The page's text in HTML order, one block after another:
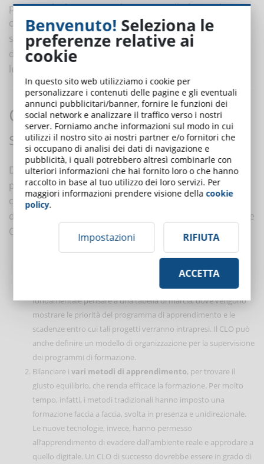
presenti degli utenti e sviluppare quelle future, la
competenza nel valutare e implementare l’uso di
strumenti e strategie che si adattino alle esigenze
dell’azienda, rendono il CLO una figura di spicco nell’e-
learning.
Gli 8 passi per essere un CLO di
successo
Diventare un Chief Learning Officer richiede un
percorso che unisca economia, capacità di formatore,
competenze amministrative e conoscenze di modelli
digitali di apprendimento. Ma per avere successo come
CLO è possibile seguire 8 passi:
per mostrare il piano di azione
pensato per la parte formativa, che deve rispettare gli obiettivi
dell’azienda. Una volta creata una dichiarazione di intenti, è
fondamentale pensare a una tabella di marcia, dove vengono
mostrare le priorità del programma di apprendimento e le
scadenze entro cui tali progetti verranno intrapresi. Il CLO può
anche definire un modello di organizzazione per la supervisione
dei programmi di formazione.
Bilanciare i vari metodi di apprendimento, per trovare il
giusto equilibrio, che renda efficace la formazione. Per molto
tempo, infatti, i metodi tradizionali hanno imposto una
formazione faccia a faccia, svolta in presenza e unidirezionale.
Le nuove tecnologie, invece, hanno permesso
all’apprendimento di evadere dall’ambiente reale e approdare a
quello digitale. Un CLO di successo dovrebbe essere in grado di
Benvenuto! Seleziona le
preferenze relative ai
cookie
In questo sito web utilizziamo i cookie per
personalizzare i contenuti delle pagine e gli eventuali
annunci pubblicitari/banner, fornire le funzioni dei
social network e analizzare il traffico verso i nostri
server. Forniamo anche informazioni sul modo in cui
utilizzi il nostro sito ai nostri partner e/o fornitori che
si occupano di analisi dei dati di navigazione e
pubblicità, i quali potrebbero altresì combinarle con
ulteriori informazioni che hai fornito loro o che hanno
raccolto in base al tuo utilizzo dei loro servizi. Per
maggiori informazioni prendere visione dellacookie
policy.
Impostazioni RIFIUTA
ACCETTA